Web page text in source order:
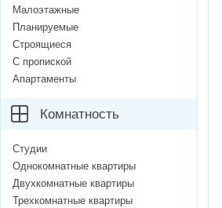
Малоэтажные
Планируемые
Строящиеся
С пропиской
Апартаменты
Комнатность
Студии
Однокомнатные квартиры
Двухкомнатные квартиры
Трехкомнатные квартиры